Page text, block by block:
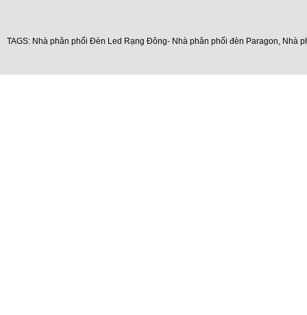
TAGS: Nhà phân phối Đèn Led Rạng Đông- Nhà phân phối đèn Paragon, Nhà